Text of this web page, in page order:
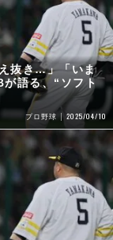
抜き…」「いま
語る、“ソフト
プロ野球 2025/04/10